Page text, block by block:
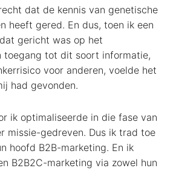
dat de kennis van genetische
heeft gered. En dus, toen ik een
gericht was op het
toegang tot dit soort informatie,
voor anderen, voelde het
had gevonden.
ik optimaliseerde in die fase van
missie-gedreven. Dus ik trad toe
hoofd B2B-marketing. En ik
B2B2C-marketing via zowel hun